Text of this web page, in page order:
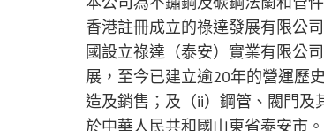
香港註冊成立的祿達發展有限公
國設立祿達（泰安）實業有限公
展，至今已建立逾20年的營運歷
造及銷售；及（ii）鋼管、閥門及
於中華人民共和國山東省泰安市